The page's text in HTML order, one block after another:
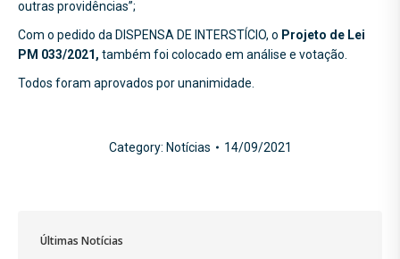
outras providências”;
Com o pedido da DISPENSA DE INTERSTÍCIO, o Projeto de Lei
PM 033/2021, também foi colocado em análise e votação.
Todos foram aprovados por unanimidade.
Category: Notícias 14/09/2021
Últimas Notícias